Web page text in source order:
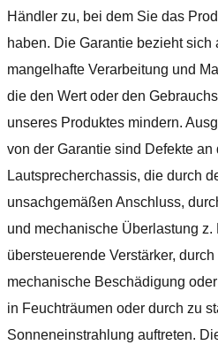
Händler zu, bei dem Sie das
haben. Die Garantie bezieht sich
mangelhafte Verarbeitung und
die den Wert oder den
unseres Produktes mindern.
von der Garantie sind Defekte an
Lautsprecherchassis, die durch
unsachgemäßen Anschluss,
und mechanische Überlastung z.
übersteuerende Verstärker, durch
mechanische Beschädigung
in Feuchträumen oder durch zu
Sonneneinstrahlung auftreten.